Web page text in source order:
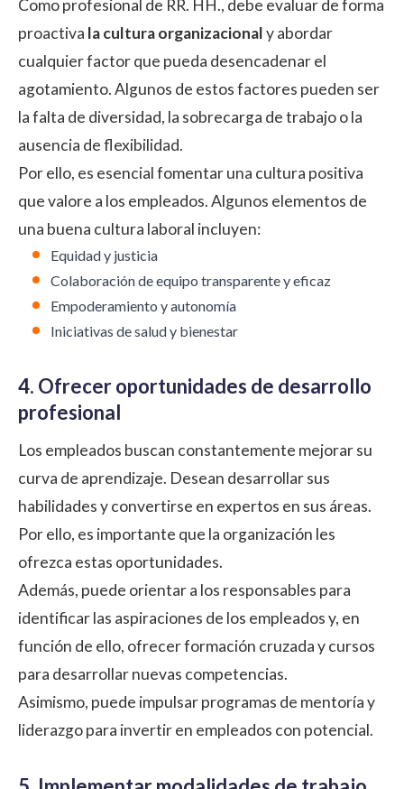
Como profesional de RR. HH., debe evaluar de forma
proactiva la cultura organizacionaly abordar
cualquier factor que pueda desencadenar el
agotamiento. Algunos de estos factores pueden ser
la falta de diversidad, la sobrecarga de trabajo o la
ausencia de flexibilidad.
Por ello, es esencial fomentar una cultura positiva
que valore a los empleados. Algunos elementos de
una buena cultura laboral incluyen:
Equidad y justicia
Colaboración de equipo transparente y eficaz
Empoderamiento y autonomía
Iniciativas de salud y bienestar
4. Ofrecer oportunidades de desarrollo
profesional
Los empleados buscan constantemente mejorar su
curva de aprendizaje. Desean desarrollar sus
habilidades y convertirse en expertos en sus áreas.
Por ello, es importante que la organización les
ofrezca estas oportunidades.
Además, puede orientar a los responsables para
identificar las aspiraciones de los empleados y, en
función de ello, ofrecer formación cruzada y cursos
para desarrollar nuevas competencias.
Asimismo, puede impulsar programas de mentoría y
liderazgo para invertir en empleados con potencial.